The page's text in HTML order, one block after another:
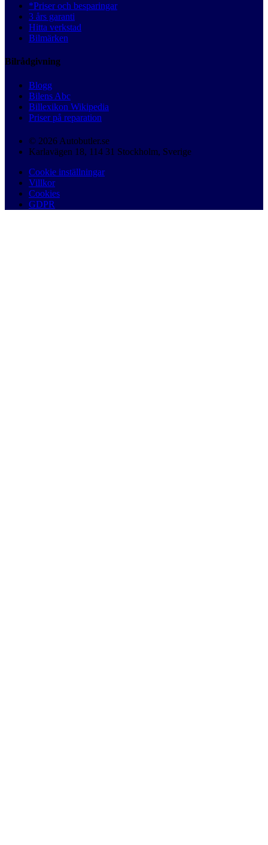
*Priser och besparingar
3 års garanti
Hitta verkstad
Bilmärken
Bilrådgivning
Blogg
Bilens Abc
Billexikon Wikipedia
Priser på reparation
© 2026 Autobutler.se
Karlavägen 18, 114 31 Stockholm, Sverige
Cookie inställningar
Villkor
Cookies
GDPR